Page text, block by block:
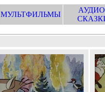
МУЛЬТФИЛЬМЫ